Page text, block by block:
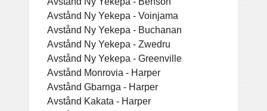
Avstånd Ny Yekepa - Voinjama
Avstånd Ny Yekepa - Buchanan
Avstånd Ny Yekepa - Zwedru
Avstånd Ny Yekepa - Greenville
Avstånd Monrovia - Harper
Avstånd Gbarnga - Harper
Avstånd Kakata - Harper